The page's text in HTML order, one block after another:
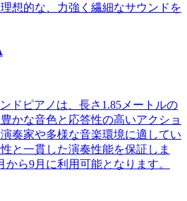
想的な、力強く繊細なサウンドを
ドピアノは、長さ1.85メートルの
かな音色と応答性の高いアクショ
奏家や多様な音楽環境に適してい
と一貫した演奏性能を保証しま
から9月に利用可能となります。